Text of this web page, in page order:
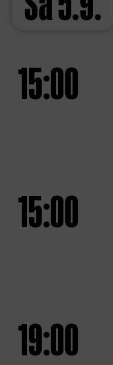
15:00
15:00
19:00